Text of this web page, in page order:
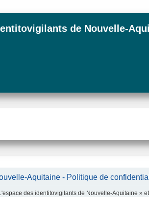
de Nouvelle-
Aquitaine - Politique de
des identitovigilants de Nouvelle-Aquitaine »